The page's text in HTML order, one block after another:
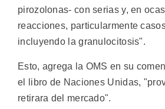
pirozolonas- con serias y, en
reacciones, particularmente
incluyendo la granulocitosis".
Esto, agrega la OMS en su
el libro de Naciones Unidas,
retirara del mercado".